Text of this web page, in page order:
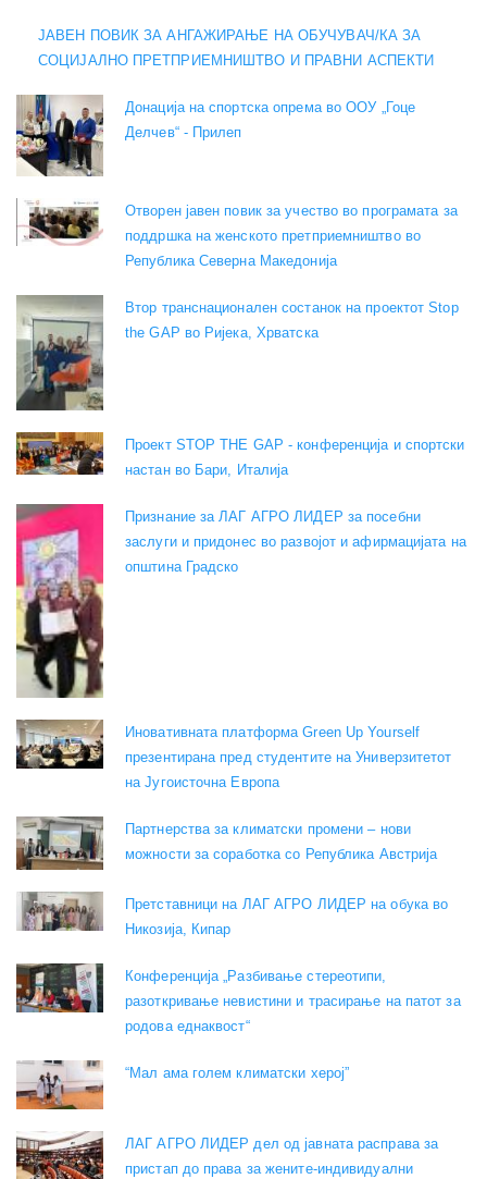
ЈАВЕН ПОВИК ЗА АНГАЖИРАЊЕ НА ОБУЧУВАЧ/КА ЗА
СОЦИЈАЛНО ПРЕТПРИЕМНИШТВО И ПРАВНИ АСПЕКТИ
Донација на спортска опрема во ООУ „Гоце
Делчев“ - Прилеп
Отворен јавен повик за учество во програмата за
поддршка на женското претприемништво во
Република Северна Македонија
Втор транснационален состанок на проектот Stop
the GAP во Ријека, Хрватска
Проект STOP THE GAP - конференција и спортски
настан во Бари, Италија
Признание за ЛАГ АГРО ЛИДЕР за посебни
заслуги и придонес во развојот и афирмацијата на
општина Градско
Иновативната платформа Green Up Yourself
презентирана пред студентите на Универзитетот
на Југоисточна Европа
Партнерства за климатски промени – нови
можности за соработка со Република Австрија
Претставници на ЛАГ АГРО ЛИДЕР на обука во
Никозија, Кипар
Конференција „Разбивање стереотипи,
разоткривање невистини и трасирање на патот за
родова еднаквост“
“Мал ама голем климатски херој”
ЛАГ АГРО ЛИДЕР дел од јавната расправа за
пристап до права за жените-индивидуални